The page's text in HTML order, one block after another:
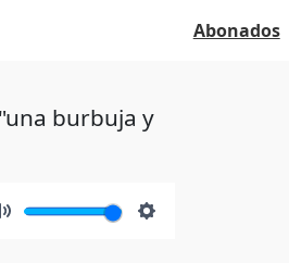
Abonados
burbuja y